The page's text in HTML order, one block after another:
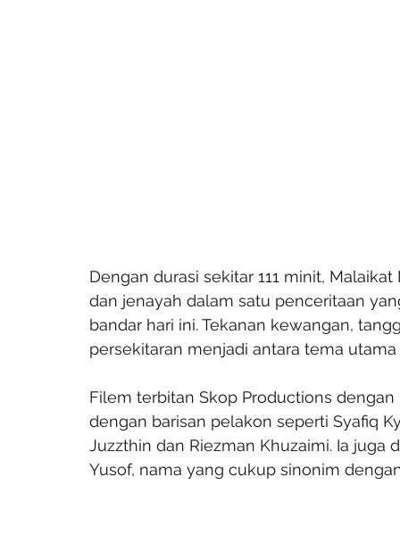
Dengan durasi sekitar 111 minit,
dan jenayah dalam satu penceritaan
bandar hari ini. Tekanan kewangan,
persekitaran menjadi antara tema
Filem terbitan Skop Productions
dengan barisan pelakon seperti Syafiq
Juzzthin dan Riezman Khuzaimi. Ia
Yusof, nama yang cukup sinonim